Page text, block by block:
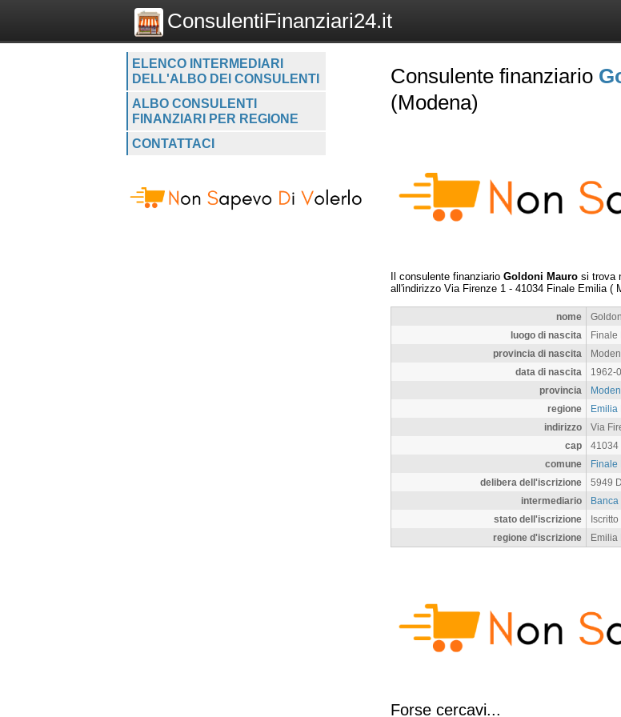
ConsulentiFinanziari24.it
ELENCO INTERMEDIARI
DELL'ALBO DEI CONSULENTI
ALBO CONSULENTI
FINANZIARI PER REGIONE
CONTATTACI
Consulente finanziario
(Modena)
Il consulente finanziario Goldoni Mauro si trova
all'indirizzo Via Firenze 1 - 41034 Finale Emilia (
nome
luogo di nascita
Finale
provincia di nascita
data di nascita
1962-
provincia
regione
Emilia
indirizzo
Via
cap
41034
comune
Finale
delibera dell'iscrizione
5949
intermediario
Banca
stato dell'iscrizione
Iscritto
regione d'iscrizione
Emilia
Forse cercavi...